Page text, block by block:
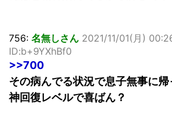
756: 名無しさん 2021/11/01(月)
ID:b+9YXhBf0
>>700
その病んでる状況で息子無事に
神回復レベルで喜ばん？